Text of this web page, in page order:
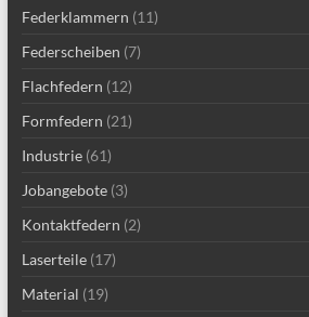
Federklammern (11)
Federscheiben (7)
Flachfedern (12)
Formfedern (21)
Industrie(61)
Jobangebote(3)
Kontaktfedern (2)
Laserteile(17)
Material (19)